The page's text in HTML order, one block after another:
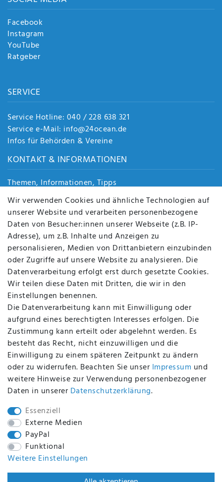
Facebook
Instagram
YouTube
Ratgeber
SERVICE
Service Hotline: 040 / 228 638 321
Service e-Mail: info@24ocean.de
Infos für Behörden & Vereine
KONTAKT & INFORMATIONEN
Themen, Informationen, Tipps
Jobs
Über uns
Kontakt
Datenschutz
AGB
FAQ
Batterieentsorgung
Altölverordnung
Impressum
BEQUEM UND SICHER BEZAHLEN MIT
BEI UNS SIND SIE SICHER!
WIR VERSENDEN MIT
Wir verwenden Cookies und ähnliche Technologien auf
unserer Website und verarbeiten personenbezogene
Daten von Besucher:innen unserer Webseite (z.B. IP-
Adresse), um z.B. Inhalte und Anzeigen zu
personalisieren, Medien von Drittanbietern einzubinden
oder Zugriffe auf unsere Website zu analysieren. Die
Datenverarbeitung erfolgt erst durch gesetzte Cookies.
Wir teilen diese Daten mit Dritten, die wir in den
Einstellungen benennen.
Die Datenverarbeitung kann mit Einwilligung oder
aufgrund eines berechtigten Interesses erfolgen. Die
Zustimmung kann erteilt oder abgelehnt werden. Es
besteht das Recht, nicht einzuwilligen und die
Einwilligung zu einem späteren Zeitpunkt zu ändern
oder zu widerrufen. Beachten Sie unser Impressum und
weitere Hinweise zur Verwendung personenbezogener
Daten in unserer Daten­schutz­erklärung.
Essenziell
Externe Medien
PayPal
Funktional
Weitere Einstellungen